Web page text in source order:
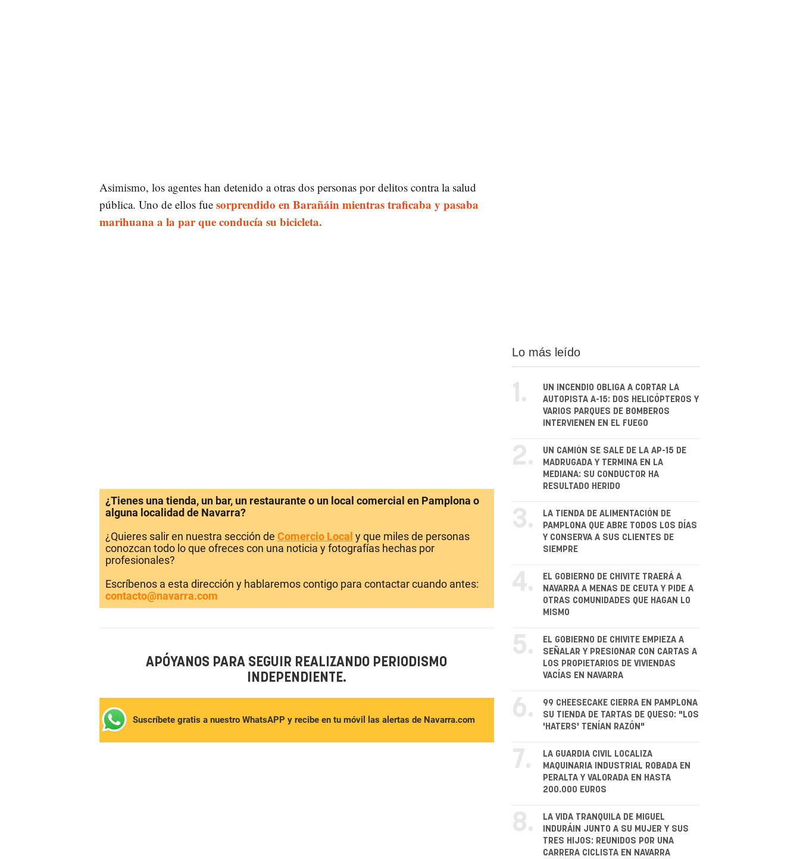
Asimismo, los agentes han detenido a otras dos personas por delitos contra la salud
pública. Uno de ellos fue sorprendido en Barañáin mientras traficaba y pasaba
marihuana a la par que conducía su bicicleta.
¿Tienes una tienda, un bar, un restaurante o un local comercial en Pamplona o
alguna localidad de Navarra?
¿Quieres salir en nuestra sección de Comercio Local y que miles de personas
conozcan todo lo que ofreces con una noticia y fotografías hechas por
profesionales?
Escríbenos a esta dirección y hablaremos contigo para contactar cuando antes:
contacto@navarra.com
APÓYANOS PARA SEGUIR REALIZANDO PERIODISMO
INDEPENDIENTE.
Suscríbete gratis a nuestro WhatsAPP y recibe en tu móvil las alertas de Navarra.com
Lo más leído
1.
UN INCENDIO OBLIGA A CORTAR LA
AUTOPISTA A-15: DOS HELICÓPTEROS Y
VARIOS PARQUES DE BOMBEROS
INTERVIENEN EN EL FUEGO
2.
UN CAMIÓN SE SALE DE LA AP-15 DE
MADRUGADA Y TERMINA EN LA
MEDIANA: SU CONDUCTOR HA
RESULTADO HERIDO
3.
LA TIENDA DE ALIMENTACIÓN DE
PAMPLONA QUE ABRE TODOS LOS DÍAS
Y CONSERVA A SUS CLIENTES DE
SIEMPRE
4.
EL GOBIERNO DE CHIVITE TRAERÁ A
NAVARRA A MENAS DE CEUTA Y PIDE A
OTRAS COMUNIDADES QUE HAGAN LO
MISMO
5.
EL GOBIERNO DE CHIVITE EMPIEZA A
SEÑALAR Y PRESIONAR CON CARTAS A
LOS PROPIETARIOS DE VIVIENDAS
VACÍAS EN NAVARRA
6.
99 CHEESECAKE CIERRA EN PAMPLONA
SU TIENDA DE TARTAS DE QUESO: "LOS
'HATERS' TENÍAN RAZÓN"
7.
LA GUARDIA CIVIL LOCALIZA
MAQUINARIA INDUSTRIAL ROBADA EN
PERALTA Y VALORADA EN HASTA
200.000 EUROS
8.
LA VIDA TRANQUILA DE MIGUEL
INDURÁIN JUNTO A SU MUJER Y SUS
TRES HIJOS: REUNIDOS POR UNA
CARRERA CICLISTA EN NAVARRA